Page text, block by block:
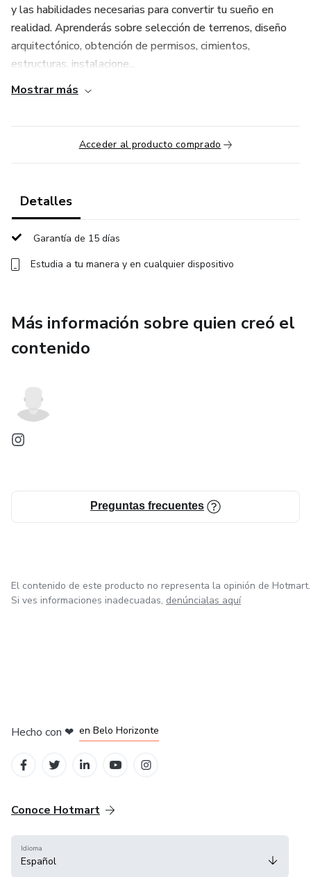
y las habilidades necesarias para convertir tu sueño en
realidad. Aprenderás sobre selección de terrenos, diseño
arquitectónico, obtención de permisos, cimientos,
estructuras, instalacione...
Mostrar más
Acceder al producto comprado
Detalles
Garantía de 15 días
Estudia a tu manera y en cualquier dispositivo
Más información sobre quien creó el
contenido
Preguntas frecuentes
El contenido de este producto no representa la opinión de Hotmart.
Si ves informaciones inadecuadas, denúncialas aquí
Hecho con ❤ en Belo Horizonte
Conoce Hotmart
Idioma
Español